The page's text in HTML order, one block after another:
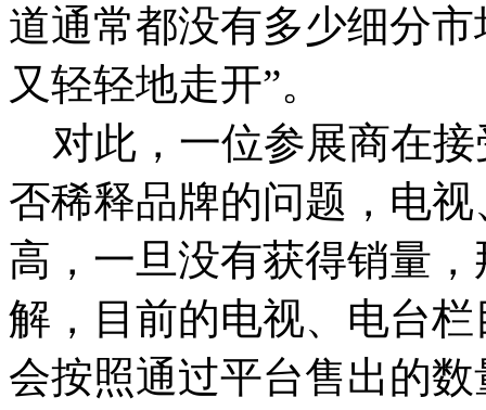
道通常都没有多少细分
又轻轻地走开”。
对此，一位参展商在接
否稀释品牌的问题，电
高，一旦没有获得销量
解，目前的电视、电台
会按照通过平台售出的